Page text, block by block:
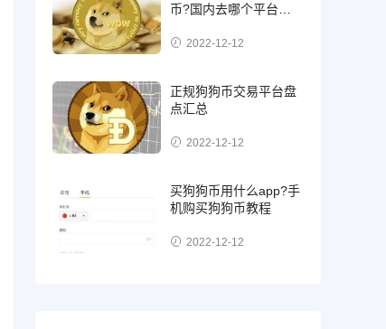
币?国内去哪个平台买
2022-12-12
正规狗狗币交易平台盘
点汇总
2022-12-12
买狗狗币用什么app?手
机购买狗狗币教程
2022-12-12